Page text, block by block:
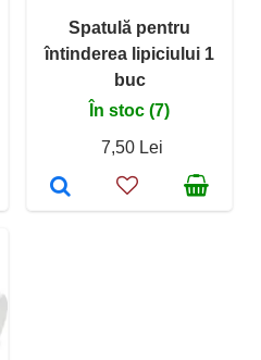
Spatulă pentru
întinderea lipiciului 1
buc
În stoc (7)
7,50 Lei